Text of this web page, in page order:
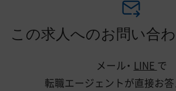
この求人へのお問い合
メール・ LINE で
転職エージェントが直接お答